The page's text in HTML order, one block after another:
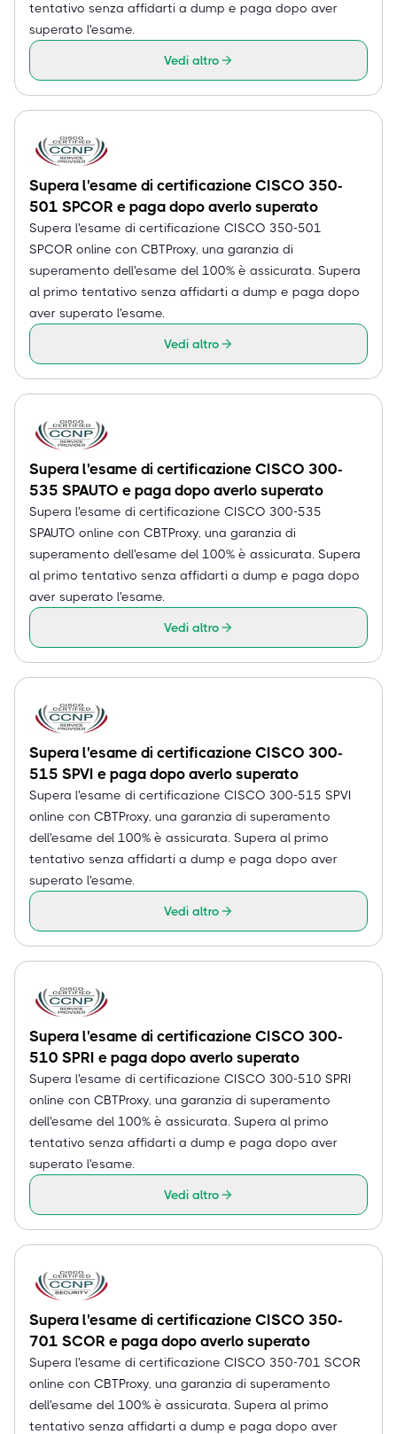
tentativo senza affidarti a dump e paga dopo aver
superato l'esame.
Vedi altro
Supera l'esame di certificazione CISCO 350-
501 SPCOR e paga dopo averlo superato
Supera l'esame di certificazione CISCO 350-501
SPCOR online con CBTProxy, una garanzia di
superamento dell'esame del 100% è assicurata. Supera
al primo tentativo senza affidarti a dump e paga dopo
aver superato l'esame.
Vedi altro
Supera l'esame di certificazione CISCO 300-
535 SPAUTO e paga dopo averlo superato
Supera l'esame di certificazione CISCO 300-535
SPAUTO online con CBTProxy, una garanzia di
superamento dell'esame del 100% è assicurata. Supera
al primo tentativo senza affidarti a dump e paga dopo
aver superato l'esame.
Vedi altro
Supera l'esame di certificazione CISCO 300-
515 SPVI e paga dopo averlo superato
Supera l'esame di certificazione CISCO 300-515 SPVI
online con CBTProxy, una garanzia di superamento
dell'esame del 100% è assicurata. Supera al primo
tentativo senza affidarti a dump e paga dopo aver
superato l'esame.
Vedi altro
Supera l'esame di certificazione CISCO 300-
510 SPRI e paga dopo averlo superato
Supera l'esame di certificazione CISCO 300-510 SPRI
online con CBTProxy, una garanzia di superamento
dell'esame del 100% è assicurata. Supera al primo
tentativo senza affidarti a dump e paga dopo aver
superato l'esame.
Vedi altro
Supera l'esame di certificazione CISCO 350-
701 SCOR e paga dopo averlo superato
Supera l'esame di certificazione CISCO 350-701 SCOR
online con CBTProxy, una garanzia di superamento
dell'esame del 100% è assicurata. Supera al primo
tentativo senza affidarti a dump e paga dopo aver